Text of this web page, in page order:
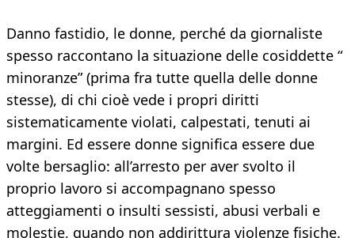
Danno fastidio, le donne, perché da giornaliste
spesso raccontano la situazione delle cosiddette “
minoranze” (prima fra tutte quella delle donne
stesse), di chi cioè vede i propri diritti
sistematicamente violati, calpestati, tenuti ai
margini. Ed essere donne significa essere due
volte bersaglio: all’arresto per aver svolto il
proprio lavoro si accompagnano spesso
atteggiamenti o insulti sessisti, abusi verbali e
molestie, quando non addirittura violenze fisiche.